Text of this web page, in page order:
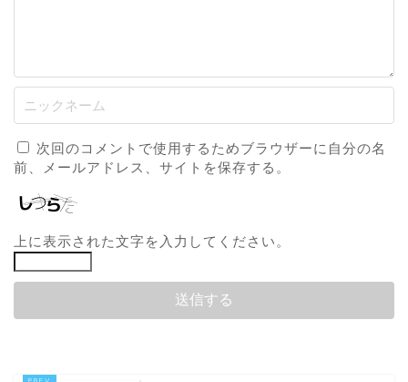
次回のコメントで使用するためブラウザーに自分の名
前、メールアドレス、サイトを保存する。
上に表示された文字を入力してください。